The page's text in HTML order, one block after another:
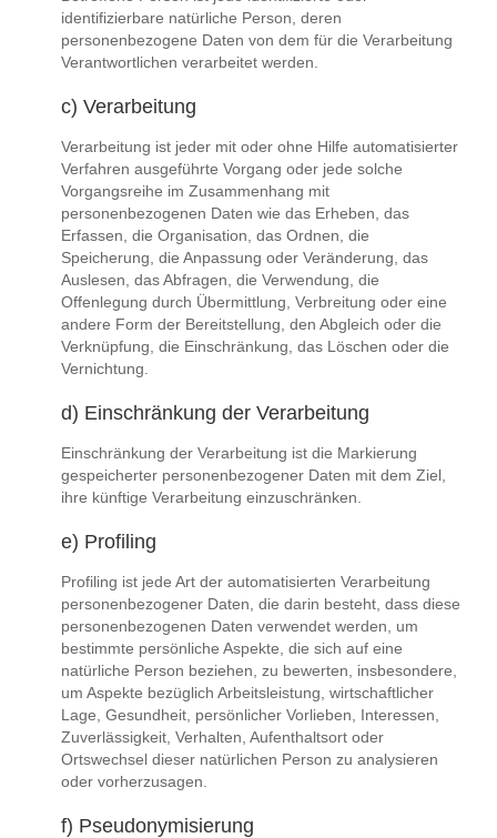
identifizierbare natürliche Person, deren
personenbezogene Daten von dem für die Verarbeitung
Verantwortlichen verarbeitet werden.
c) Verarbeitung
Verarbeitung ist jeder mit oder ohne Hilfe automatisierter
Verfahren ausgeführte Vorgang oder jede solche
Vorgangsreihe im Zusammenhang mit
personenbezogenen Daten wie das Erheben, das
Erfassen, die Organisation, das Ordnen, die
Speicherung, die Anpassung oder Veränderung, das
Auslesen, das Abfragen, die Verwendung, die
Offenlegung durch Übermittlung, Verbreitung oder eine
andere Form der Bereitstellung, den Abgleich oder die
Verknüpfung, die Einschränkung, das Löschen oder die
Vernichtung.
d) Einschränkung der Verarbeitung
Einschränkung der Verarbeitung ist die Markierung
gespeicherter personenbezogener Daten mit dem Ziel,
ihre künftige Verarbeitung einzuschränken.
e) Profiling
Profiling ist jede Art der automatisierten Verarbeitung
personenbezogener Daten, die darin besteht, dass diese
personenbezogenen Daten verwendet werden, um
bestimmte persönliche Aspekte, die sich auf eine
natürliche Person beziehen, zu bewerten, insbesondere,
um Aspekte bezüglich Arbeitsleistung, wirtschaftlicher
Lage, Gesundheit, persönlicher Vorlieben, Interessen,
Zuverlässigkeit, Verhalten, Aufenthaltsort oder
Ortswechsel dieser natürlichen Person zu analysieren
oder vorherzusagen.
f) Pseudonymisierung